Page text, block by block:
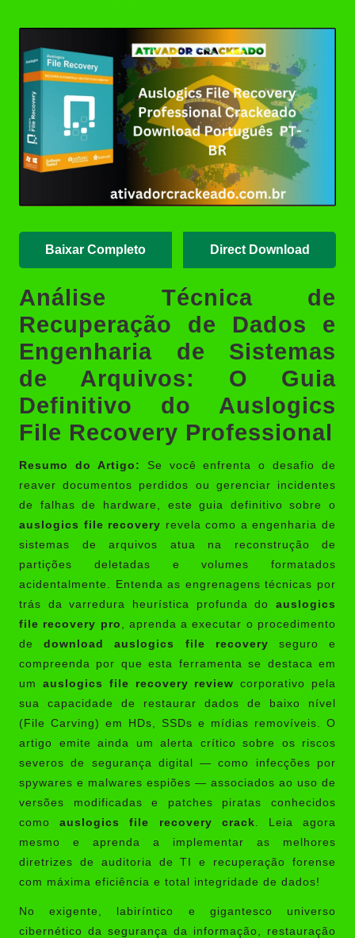
Crackeado + Chave de Licença |
Ativador Crackeado
XD-AntiSpy 4.13.0 Crackeado
Download Português PT-BR
Ativador Windows 7 Download
Grátis: Windows Loader & Re-
Loader | Ativador Crackeado
Baixar Completo Direct Download
Análise Técnica de
Recuperação de Dados e
Engenharia de Sistemas
de Arquivos: O Guia
Definitivo do Auslogics
File Recovery Professional
Resumo do Artigo:
Se você enfrenta o desafio de
reaver documentos perdidos ou gerenciar incidentes
de falhas de hardware, este guia definitivo sobre o
auslogics file recovery revela como a engenharia de
sistemas de arquivos atua na reconstrução de
partições deletadas e volumes formatados
acidentalmente. Entenda as engrenagens técnicas por
trás da varredura heurística profunda do auslogics
file recovery pro
, aprenda a executar o procedimento
dedownload auslogics file recovery seguro e
compreenda por que esta ferramenta se destaca em
um auslogics file recovery review corporativo pela
sua capacidade de restaurar dados de baixo nível
(File Carving) em HDs, SSDs e mídias removíveis. O
artigo emite ainda um alerta crítico sobre os riscos
severos de segurança digital — como infecções por
spywares e malwares espiões — associados ao uso de
versões modificadas e patches piratas conhecidos
comoauslogics file recovery crack . Leia agora
mesmo e aprenda a implementar as melhores
diretrizes de auditoria de TI e recuperação forense
com máxima eficiência e total integridade de dados!
No exigente, labiríntico e gigantesco universo
cibernético da segurança da informação, restauração